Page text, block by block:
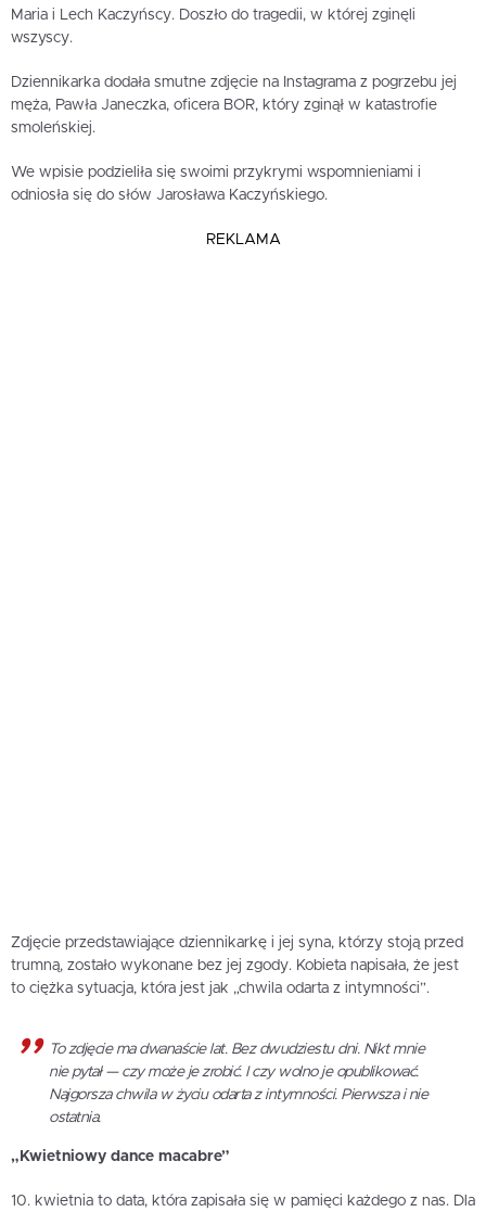
Maria i Lech Kaczyńscy. Doszło do tragedii, w której zginęli
wszyscy.
Dziennikarka dodała smutne zdjęcie na Instagrama z pogrzebu jej
męża, Pawła Janeczka, oficera BOR, który zginął w katastrofie
smoleńskiej.
We wpisie podzieliła się swoimi przykrymi wspomnieniami i
odniosła się do słów Jarosława Kaczyńskiego.
REKLAMA
Zdjęcie przedstawiające dziennikarkę i jej syna, którzy stoją przed
trumną, zostało wykonane bez jej zgody. Kobieta napisała, że jest
to ciężka sytuacja, która jest jak „chwila odarta z intymności”.
To zdjęcie ma dwanaście lat. Bez dwudziestu dni. Nikt mnie
nie pytał — czy może je zrobić. I czy wolno je opublikować.
Najgorsza chwila w życiu odarta z intymności. Pierwsza i nie
ostatnia.
„Kwietniowy dance macabre”
10. kwietnia to data, która zapisała się w pamięci każdego z nas. Dla